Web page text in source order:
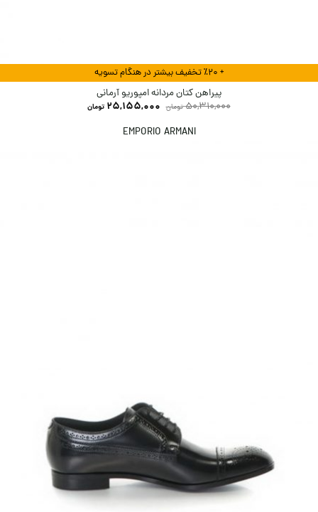
+ ٪۲۰ تخفیف بیشتر در هنگام تسویه
پیراهن کتان مردانه امپوریو آرمانی
50,310,000 تومان 25,155,000 تومان
EMPORIO ARMANI